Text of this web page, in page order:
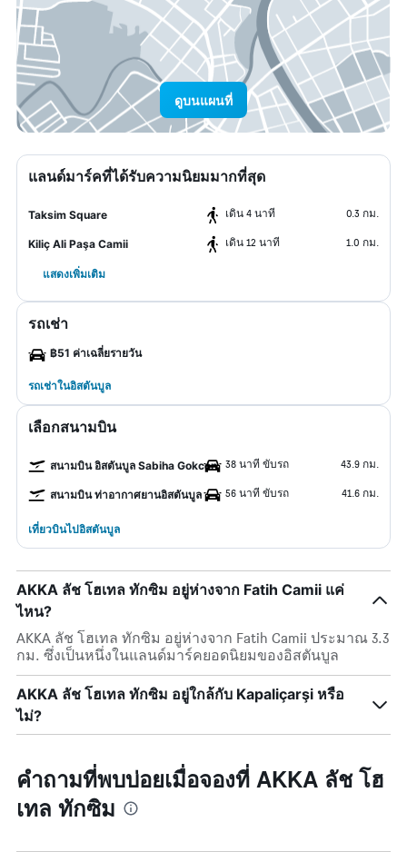
ดูบนแผนที่
แลนด์มาร์คที่ได้รับความนิยมมากที่สุด
Taksim Square เดิน 4 นาที 0.3 กม.
Kiliç Ali Paşa Camii เดิน 12 นาที 1.0 กม.
แสดงเพิ่มเติม
รถเช่า
฿51 ค่าเฉลี่ยรายวัน
รถเช่าในอิสตันบูล
เลือกสนามบิน
สนามบิน อิสตันบูล Sabiha Gokcen 38 นาที ขับรถ 43.9 กม.
สนามบิน ท่าอากาศยานอิสตันบูล 56 นาที ขับรถ 41.6 กม.
เที่ยวบินไปอิสตันบูล
AKKA ลัช โฮเทล ทักซิม อยู่ห่างจาก Fatih Camii แค่
ไหน?
AKKA ลัช โฮเทล ทักซิม อยู่ห่างจาก Fatih Camii ประมาณ 3.3
กม. ซึ่งเป็นหนึ่งในแลนด์มาร์คยอดนิยมของอิสตันบูล
AKKA ลัช โฮเทล ทักซิม อยู่ใกล้กับ Kapaliçarşi หรือ
ไม่?
คำถามที่พบบ่อยเมื่อจองที่ AKKA ลัช โฮ
เทล ทักซิม